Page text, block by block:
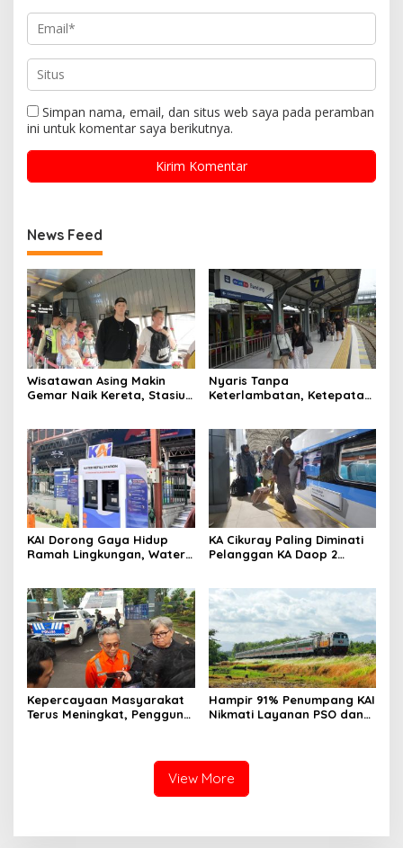
Simpan nama, email, dan situs web saya pada peramban
ini untuk komentar saya berikutnya.
News Feed
Wisatawan Asing Makin
Gemar Naik Kereta, Stasiun
Nyaris Tanpa
Keterlambatan, Ketepatan
KAI Dorong Gaya Hidup
Ramah Lingkungan, Water
KA Cikuray Paling Diminati
Pelanggan KA Daop 2
Kepercayaan Masyarakat
Terus Meningkat, Pengguna
Hampir 91% Penumpang KAI
Nikmati Layanan PSO dan
View More